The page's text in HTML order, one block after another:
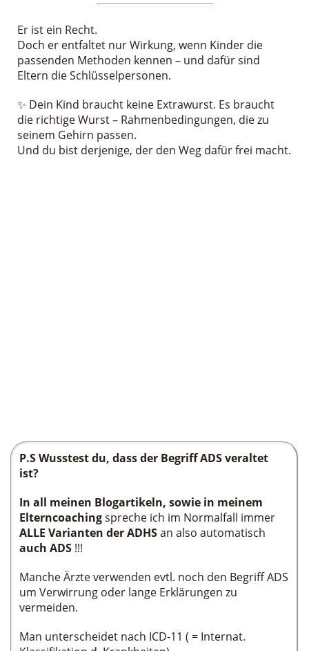
Er ist ein Recht.
Doch er entfaltet nur Wirkung, wenn Kinder die
passenden Methoden kennen – und dafür sind
Eltern die Schlüsselpersonen.
✨ Dein Kind braucht keine Extrawurst. Es braucht
die richtige Wurst – Rahmenbedingungen, die zu
seinem Gehirn passen.
Und du bist derjenige, der den Weg dafür frei macht.
P.S Wusstest du, dass der Begriff ADS veraltet
ist?
In all meinen Blogartikeln, sowie in meinem
Elterncoachingspreche ich im Normalfall immer
ALLE Varianten der ADHSan also automatisch
auch ADS !!!
Manche Ärzte verwenden evtl. noch den Begriff ADS
um Verwirrung oder lange Erklärungen zu
vermeiden.
Man unterscheidet nach ICD-11 ( = Internat.